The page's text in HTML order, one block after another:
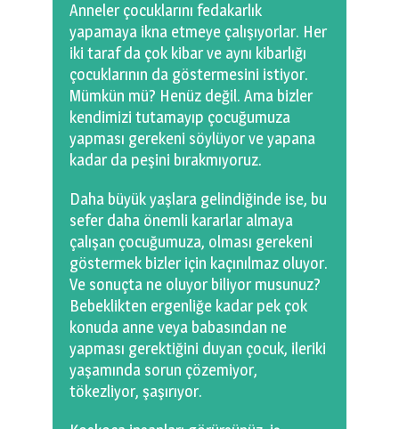
Anneler çocuklarını fedakarlık
yapamaya ikna etmeye çalışıyorlar. Her
iki taraf da çok kibar ve aynı kibarlığı
çocuklarının da göstermesini istiyor.
Mümkün mü? Henüz değil. Ama bizler
kendimizi tutamayıp çocuğumuza
yapması gerekeni söylüyor ve yapana
kadar da peşini bırakmıyoruz.
Daha büyük yaşlara gelindiğinde ise, bu
sefer daha önemli kararlar almaya
çalışan çocuğumuza, olması gerekeni
göstermek bizler için kaçınılmaz oluyor.
Ve sonuçta ne oluyor biliyor musunuz?
Bebeklikten ergenliğe kadar pek çok
konuda anne veya babasından ne
yapması gerektiğini duyan çocuk, ileriki
yaşamında sorun çözemiyor,
tökezliyor, şaşırıyor.